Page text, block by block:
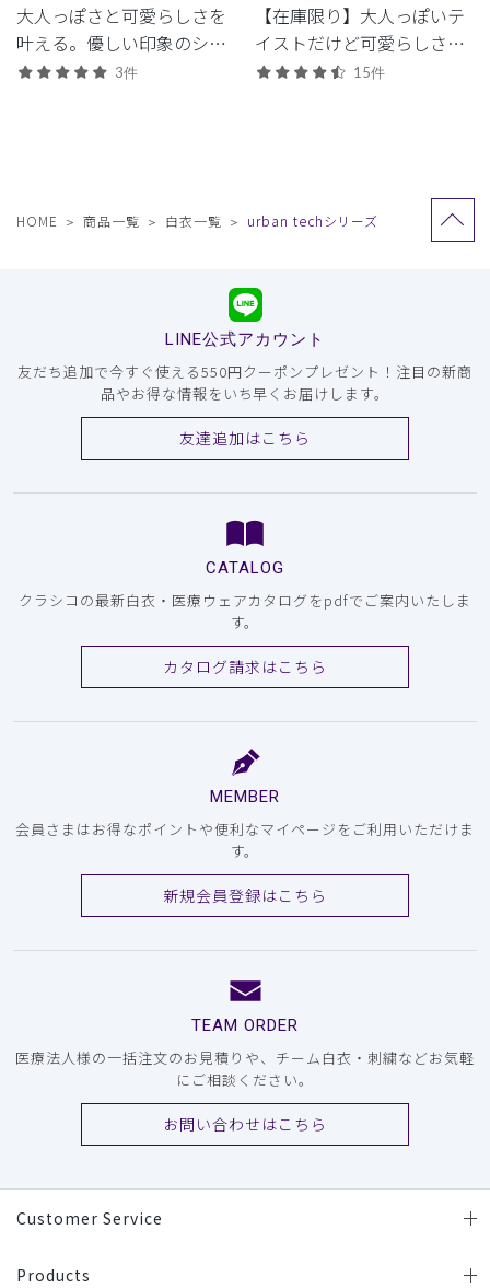
大人っぽさと可愛らしさを
叶える。優しい印象のショ
ートコート。3件
【在庫限り】大人っぽいテ
イストだけど可愛らしさも
ひと匙。裏地の花柄がポイ
15件
HOME 商品一覧 白衣一覧 urban techシリーズ
LINE公式アカウント
友だち追加で今すぐ使える550円クーポンプレゼント！注目の新商
品やお得な情報をいち早くお届けします。
友達追加はこちら
CATALOG
クラシコの最新白衣・医療ウェアカタログをpdfでご案内いたしま
す。
カタログ請求はこちら
MEMBER
会員さまはお得なポイントや便利なマイページをご利用いただけま
す。
新規会員登録はこちら
TEAM ORDER
医療法人様の一括注文のお見積りや、チーム白衣・刺繍などお気軽
にご相談ください。
お問い合わせはこちら
Customer Service
Products